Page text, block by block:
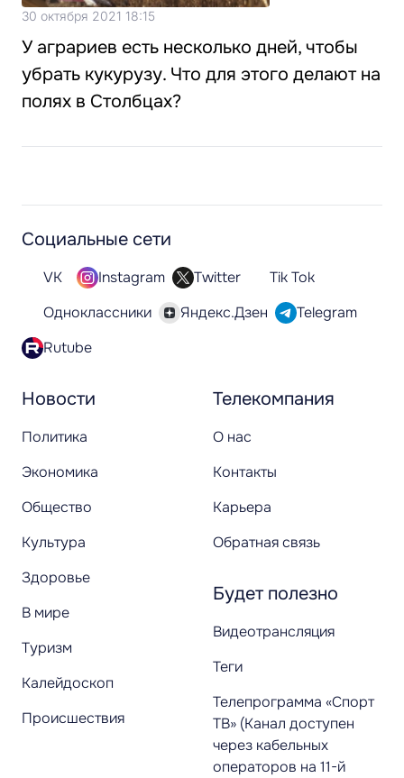
30 октября 2021 18:15
У аграриев есть несколько дней, чтобы
убрать кукурузу. Что для этого делают на
полях в Столбцах?
Новости
Политика
Экономика
Общество
Культура
Здоровье
В мире
Туризм
Калейдоскоп
Происшествия
Телекомпания
О нас
Контакты
Карьера
Обратная связь
Будет полезно
Видеотрансляция
Теги
Телепрограмма «Спорт
ТВ» (Канал доступен
через кабельных
операторов на 11-й
Социальные сети
VK Instagram Twitter
Tik Tok
Одноклассники
Яндекс.Дзен
Telegram
Rutube